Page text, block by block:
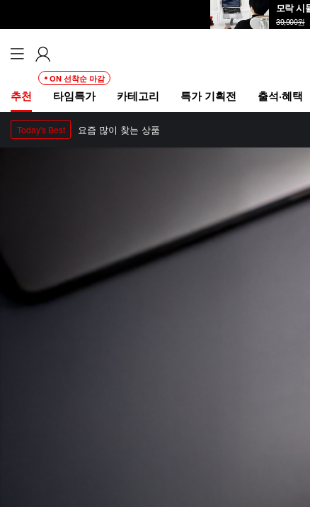
39,900원
추천
ON 선착순 마감
타임특가 카테고리 특가 기획전 출석·혜택
Today's Best 요즘 많이 찾는 상품